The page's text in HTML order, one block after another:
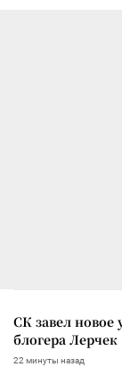
СК завел новое
блогера Лерчек
22 минуты назад